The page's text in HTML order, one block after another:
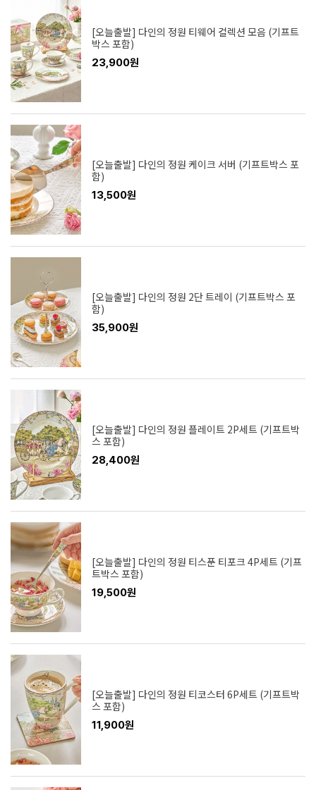
[오늘출발] 다인의 정원 티웨어 컬렉션 모음 (기프트
박스 포함)
23,900원
[오늘출발] 다인의 정원 케이크 서버 (기프트박스 포
함)
13,500원
[오늘출발] 다인의 정원 2단 트레이 (기프트박스 포
함)
35,900원
[오늘출발] 다인의 정원 플레이트 2P세트 (기프트박
스 포함)
28,400원
[오늘출발] 다인의 정원 티스푼 티포크 4P세트 (기프
트박스 포함)
19,500원
[오늘출발] 다인의 정원 티코스터 6P세트 (기프트박
스 포함)
11,900원